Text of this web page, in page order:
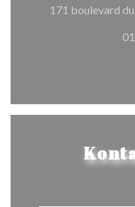
171 boulevard